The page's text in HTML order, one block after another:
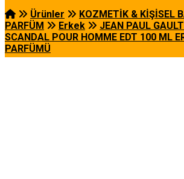
Ürünler
KOZMETİK & KİŞİSEL
PARFÜM
Erkek
JEAN PAUL
SCANDAL POUR HOMME EDT 100 ML
PARFÜMÜ